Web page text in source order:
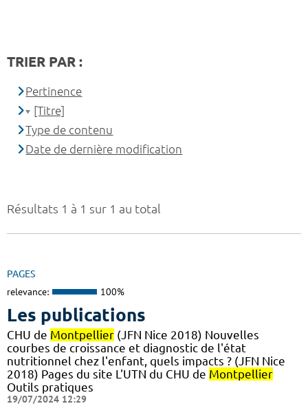
Résultats 1 à 1 sur 1 au total
PAGES
relevance: 100%
Les publications
CHU de Montpellier (JFN Nice 2018) Nouvelles
courbes de croissance et diagnostic de l'état
nutritionnel chez l'enfant, quels impacts ? (JFN Nice
2018) Pages du site L'UTN du CHU de Montpellier
Outils pratiques
19/07/2024 12:29
TRIER PAR :
Pertinence
[Titre]
Type de contenu
Date de dernière modification